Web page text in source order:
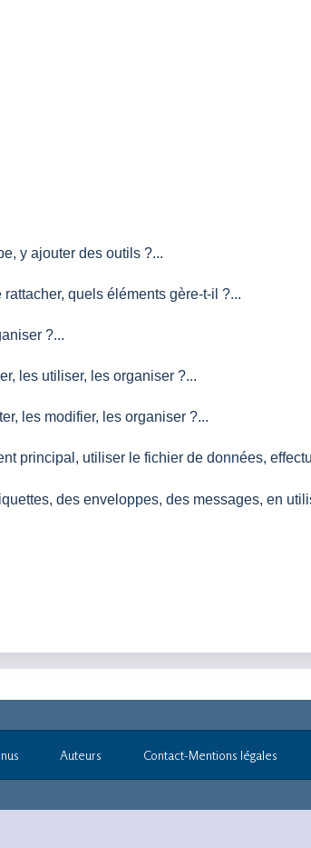
y ajouter des outils ?...
quels éléments gère-t-il ?...
?...
les utiliser, les organiser ?...
les modifier, les organiser ?...
principal, utiliser le fichier de données,
des enveloppes, des messages, en
Auteurs Contact-Mentions légales